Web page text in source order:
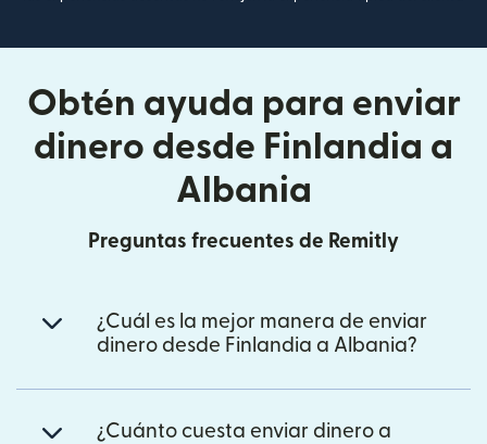
Obtén ayuda para enviar
dinero desde Finlandia a
Albania
Preguntas frecuentes de Remitly
¿Cuál es la mejor manera de enviar
dinero desde Finlandia a Albania?
¿Cuánto cuesta enviar dinero a